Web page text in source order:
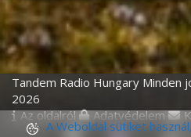
Tandem Radio Hungary
2026
Az oldalról
Adatvédelem
A Weboldal sütiket